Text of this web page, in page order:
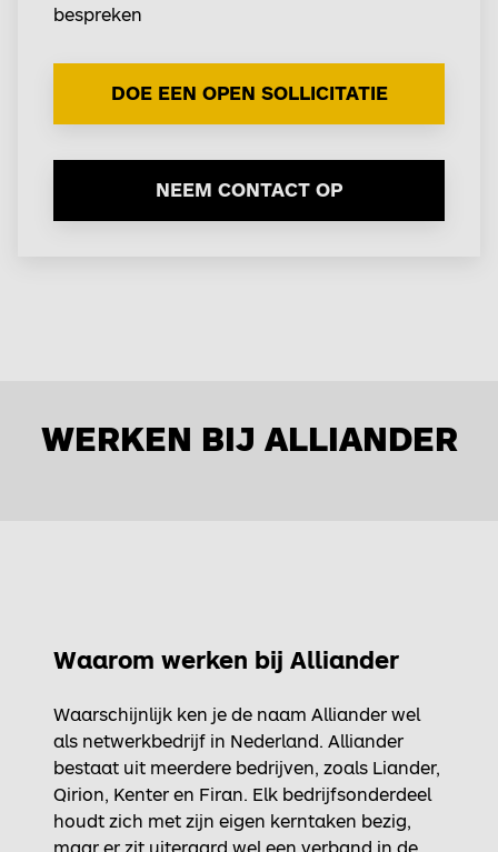
bespreken
DOE EEN OPEN SOLLICITATIE
NEEM CONTACT OP
WERKEN BIJ ALLIANDER
Waarom werken bij Alliander
Waarschijnlijk ken je de naam Alliander wel
als netwerkbedrijf in Nederland. Alliander
bestaat uit meerdere bedrijven, zoals Liander,
Qirion, Kenter en Firan. Elk bedrijfsonderdeel
houdt zich met zijn eigen kerntaken bezig,
maar er zit uiteraard wel een verband in de